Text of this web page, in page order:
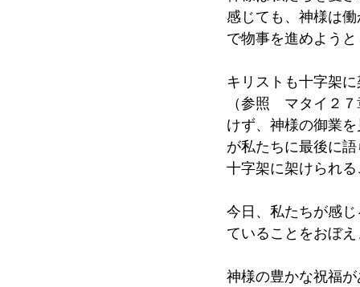
感じても、神様は
で物事を進めよう
キリストも十字架
（参照　マタイ２
けず、神様の御業
が私たちに最後に
十字架に架けられ
今日、私たちが感
ていることをおぼ
神様の豊かな祝福